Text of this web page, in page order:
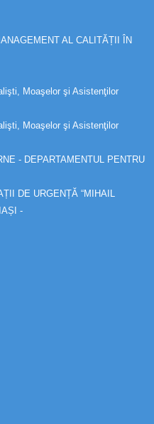
AL CALITĂȚII ÎN
Moaşelor şi Asistenţilor
Moaşelor şi Asistenţilor
- DEPARTAMENTUL PENTRU
DE URGENȚĂ “MIHAIL
-